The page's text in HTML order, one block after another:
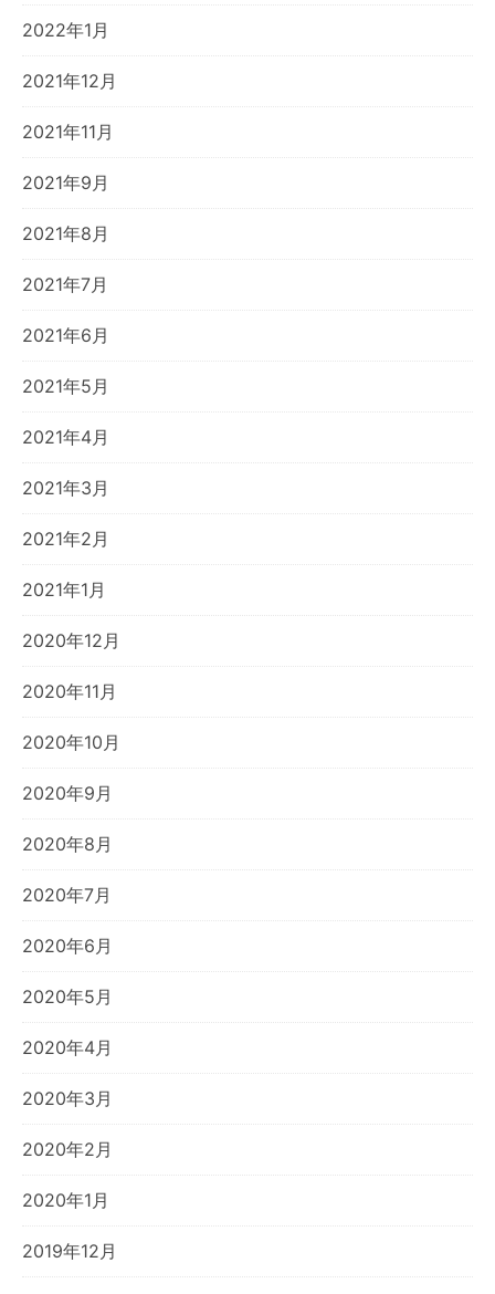
2022年1月
2021年12月
2021年11月
2021年9月
2021年8月
2021年7月
2021年6月
2021年5月
2021年4月
2021年3月
2021年2月
2021年1月
2020年12月
2020年11月
2020年10月
2020年9月
2020年8月
2020年7月
2020年6月
2020年5月
2020年4月
2020年3月
2020年2月
2020年1月
2019年12月